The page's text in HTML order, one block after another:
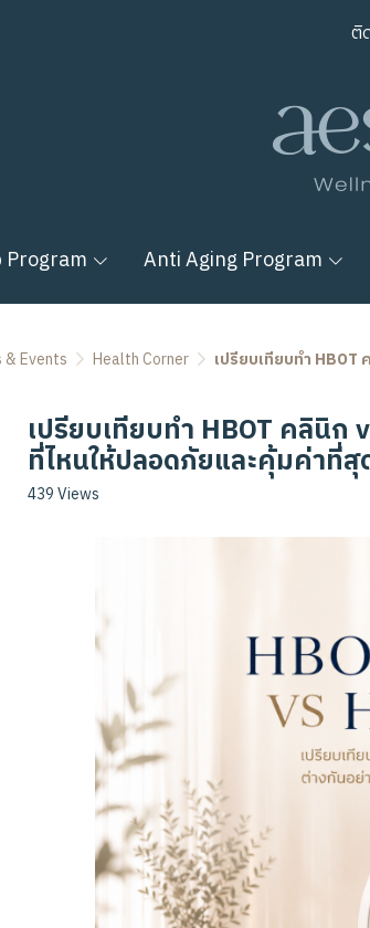
ติ
Program Anti Aging Program
& Events Health Corner เปรียบเทียบทำ
เปรียบเทียบทำ HBOT คลินิก
ที่ไหนให้ปลอดภัยและคุ้มค่าที่สุ
439 Views